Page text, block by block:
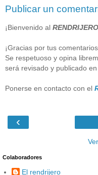
Publicar un
¡Bienvenido al
¡Gracias por tus
Se respetuoso y opina
será revisado y publicado en
Ponerse en contacto con el
‹
Colaboradores
El rendrijero